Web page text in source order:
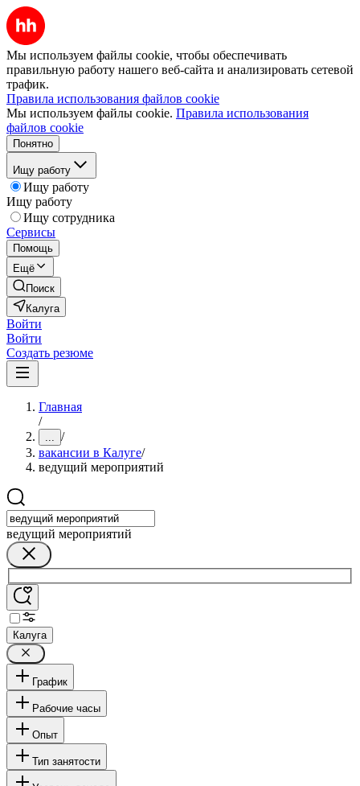
Мы используем файлы cookie, чтобы обеспечивать
правильную работу нашего веб-сайта и анализировать сетевой
трафик.
Правила использования файлов cookie
Мы используем файлы cookie. Правила использования
файлов cookie
Понятно
Ищу работу
Ищу работу
Ищу работу
Ищу сотрудника
Сервисы
Помощь
Ещё
Поиск
Калуга
Войти
Войти
Создать резюме
Главная
/
... /
вакансии в Калуге/
ведущий мероприятий
ведущий мероприятий
Калуга
График
Рабочие часы
Опыт
Тип занятости